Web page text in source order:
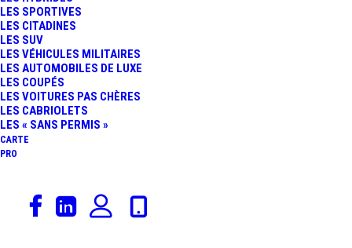
LES SPORTIVES
LES CITADINES
LES SUV
LES VÉHICULES MILITAIRES
LES AUTOMOBILES DE LUXE
LES COUPÉS
LES VOITURES PAS CHÈRES
LES CABRIOLETS
LES « SANS PERMIS »
CARTE
PRO
La seconde manche du championnat australien
Supercars
s’est déroulée ce weekend à Adélaïde